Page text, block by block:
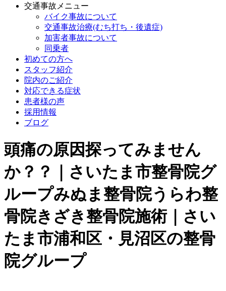
交通事故メニュー
バイク事故について
交通事故治療(むち打ち・後遺症)
加害者事故について
同乗者
初めての方へ
スタッフ紹介
院内のご紹介
対応できる症状
患者様の声
採用情報
ブログ
頭痛の原因探ってみません
か？？｜さいたま市整骨院グ
ループみぬま整骨院うらわ整
骨院きざき整骨院施術｜さい
たま市浦和区・見沼区の整骨
院グループ